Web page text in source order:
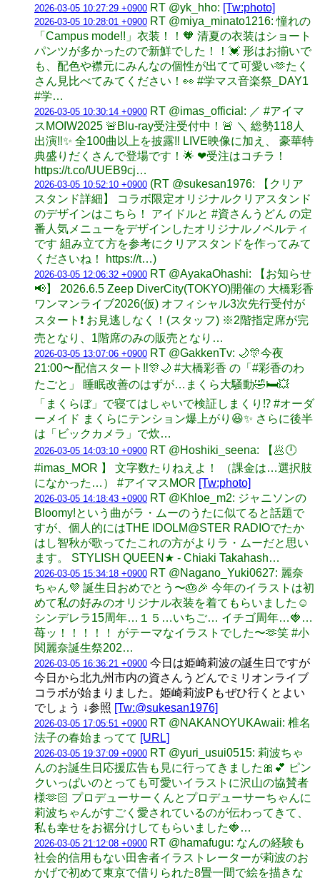
2026-03-05 10:27:29 +0900 RT @yk_hho: [Tw:photo]
2026-03-05 10:28:01 +0900 RT @miya_minato1216: 憧れの
「Campus mode!!」衣装！！🧡 清夏の衣装はショート
パンツが多かったので新鮮でした！！💓 形はお揃いで
も、配色や襟元にみんなの個性が出てて可愛い🫶たく
さん見比べてみてください！👀 #学マス音楽祭_DAY1
#学…
2026-03-05 10:30:14 +0900 RT @imas_official: ／ #アイマ
スMOIW2025 🚨Blu-ray受注受付中！🚨 ＼ 総勢118人
出演‼️✨ 全100曲以上を披露‼️ LIVE映像に加え、 豪華特
典盛りだくさんで登場です！🌟 ❤受注はコチラ！
https://t.co/UUEB9cj…
2026-03-05 10:52:10 +0900 (RT @sukesan1976: 【クリア
スタンド詳細】 コラボ限定オリジナルクリアスタンド
のデザインはこちら！ アイドルと #資さんうどん の定
番人気メニューをデザインしたオリジナルノベルティ
です 組み立て方を参考にクリアスタンドを作ってみて
くださいね！ https://t…)
2026-03-05 12:06:32 +0900 RT @AyakaOhashi: 【お知らせ
📢】 2026.6.5 Zeep DiverCity(TOKYO)開催の 大橋彩香
ワンマンライブ2026(仮) オフィシャル3次先行受付が
スタート❗️ お見逃しなく！(スタッフ) ※2階指定席が完
売となり、1階席のみの販売となり…
2026-03-05 13:07:06 +0900 RT @GakkenTv: 🌙🎊今夜
21:00〜配信スタート‼️🎊🌙 #大橋彩香 の「#彩香のわ
たごと」 睡眠改善のはずが…まくら大騒動🤣🛏️💥
「まくらぼ」で寝てはしゃいで検証しまくり⁉️ #オーダ
ーメイド まくらにテンション爆上がり😆✨ さらに後半
は「ビックカメラ」で炊…
2026-03-05 14:03:10 +0900 RT @Hoshiki_seena: 【🥟🕛
#imas_MOR 】 文字数たりねえよ！ （課金は…選択肢
になかった…） #アイマスMOR [Tw:photo]
2026-03-05 14:18:43 +0900 RT @Khloe_m2: ジャニソンの
Bloomy!という曲がラ・ムーのうたに似てると話題で
すが、個人的にはTHE IDOLM@STER RADIOでたか
はし智秋が歌ってたこれの方がよりラ・ムーだと思い
ます。 STYLISH QUEEN★ - Chiaki Takahash…
2026-03-05 15:34:18 +0900 RT @Nagano_Yuki0627: 麗奈
ちゃん💜 誕生日おめでとう〜🎂🎉 今年のイラストは初
めて私の好みのオリジナル衣装を着てもらいました☺️
シンデレラ15周年…１５…いちご… イチゴ周年…🍓…
苺ッ！！！！！ がテーマなイラストでした〜🫶笑 #小
関麗奈誕生祭202…
2026-03-05 16:36:21 +0900 今日は姫崎莉波の誕生日ですが
今日から北九州市内の資さんうどんでミリオンライブ
コラボが始まりました。姫崎莉波Pもぜひ行くとよい
でしょう ↓参照 [Tw:@sukesan1976]
2026-03-05 17:05:51 +0900 RT @NAKANOYUKAwaii: 椎名
法子の春始まってて [URL]
2026-03-05 19:37:09 +0900 RT @yuri_usui0515: 莉波ちゃ
んのお誕生日応援広告も見に行ってきました🎀💕 ピン
クいっぱいのとっても可愛いイラストに沢山の協賛者
様🫶🏻 プロデューサーくんとプロデューサーちゃんに
莉波ちゃんがすごく愛されているのが伝わってきて、
私も幸せをお裾分けしてもらいました🍓…
2026-03-05 21:12:08 +0900 RT @hamafugu: なんの経験も
社会的信用もない田舎者イラストレーターが莉波のお
かげで初めて東京で借りられた8畳一間で絵を描きな